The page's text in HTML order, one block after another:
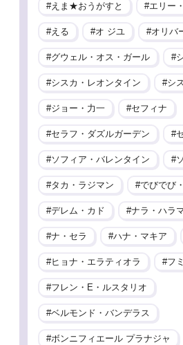
えま★おうがすと エリー
える オ ジユ オリバ
グウェル・オス・ガール
シスカ・レオンタイン シ
ジョー・力一 セフィナ
セラフ・ダズルガーデン
ソフィア・バレンタイン
タカ・ラジマン でびでび
デレム・カド ナラ・ハラ
ナ・セラ ハナ・マキア
ヒョナ・エラティオラ フミ
フレン・E・ルスタリオ
ベルモンド・バンデラス
ボンニフィエール プラナジャ